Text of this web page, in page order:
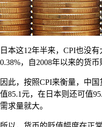
日本这12年半来，CPI也没
0.38%，自2008年以来的货
因此，按照CPI来衡量，中
值85.1元，在日本则还可值
需求量就大。